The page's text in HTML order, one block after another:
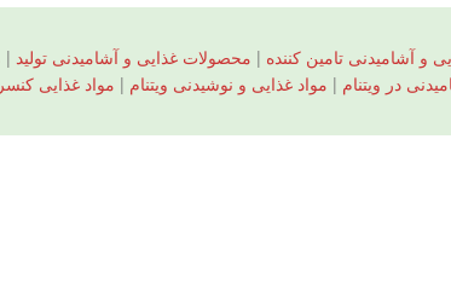
و آشامیدنی تامین کننده | محصولات غذایی و آشامیدنی تولید |
در ویتنام | مواد غذایی و نوشیدنی ویتنام | مواد غذایی